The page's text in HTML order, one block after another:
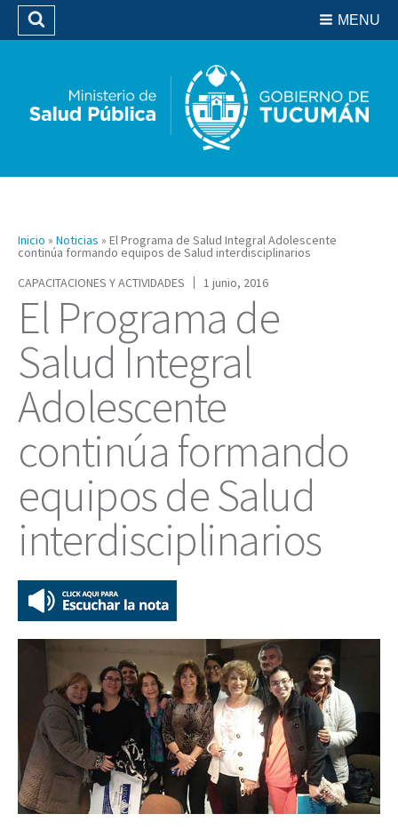
Biblioteca
MENU
Buscar
Inicio » Noticias » El Programa de Salud Integral Adolescente
continúa formando equipos de Salud interdisciplinarios
CAPACITACIONES Y ACTIVIDADES
1 junio, 2016
El Programa de
Salud Integral
Adolescente
continúa formando
equipos de Salud
interdisciplinarios